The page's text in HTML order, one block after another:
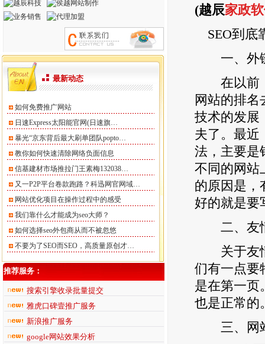
最新动态
如何免费推广网站
日速Express太阳能官网(日速旗…
暴光“京东背后最大刷单团队popto…
教你如何快速清除网络负面信息
信基建材市场推拉门王素梅132038…
又一P2P平台卷款跑路？科迅网官网域…
网站优化项目在操作过程中的感受
我们靠什么才能成为seo大师？
如何选择seo外包商从而不被忽悠
不要为了SEO而SEO，高质量原创才…
推荐服务：
搜索引擎收录批量提交
雅虎口碑壹推广服务
新浪推广服务
google网站效果分析
(越辰家政
SEO到底
一、外
在以前，
网站的排名
技术的发展
夫了。最近
法，主要是
不同的网站
的原因是，
好的就是要
二、友
关于友情
们有一点要
是在第一页
也是正常的
三、网站